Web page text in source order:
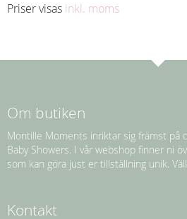
Priser visas inkl. moms
Om butiken
Montille Moments inriktar sig främst på
Baby Showers. I vår webshop finner ni
som kan göra just er tillställning unik.
Kontakt